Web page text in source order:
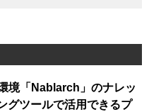
境「Nablarch」のナレッ
グツールで活用できるプ